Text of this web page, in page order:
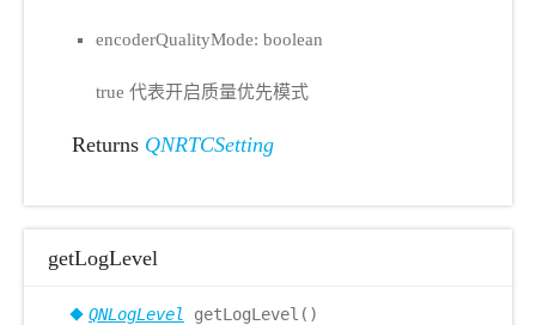
encoderQualityMode: boolean
true 代表开启质量优先模式
Returns QNRTCSetting
getLogLevel
QNLogLevel getLogLevel()